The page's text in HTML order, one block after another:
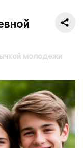
молодежи